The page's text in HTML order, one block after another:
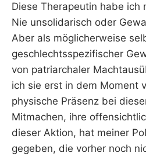
Diese Therapeutin habe ich
Nie unsolidarisch oder
Aber als möglicherweise
geschlechtsspezifischer
von patriarchaler
ich sie erst in dem Moment
physische Präsenz bei
Mitmachen, ihre
dieser Aktion, hat meiner
gegeben, die vorher noch